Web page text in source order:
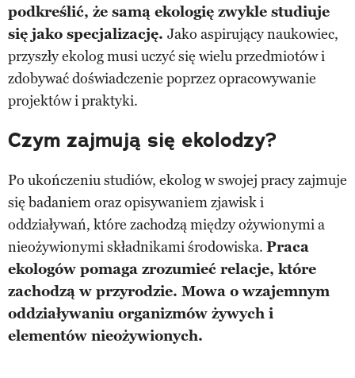
podkreślić, że samą ekologię zwykle studiuje
się jako specjalizację. Jako aspirujący naukowiec,
przyszły ekolog musi uczyć się wielu przedmiotów i
zdobywać doświadczenie poprzez opracowywanie
projektów i praktyki.
Czym zajmują się ekolodzy?
Po ukończeniu studiów, ekolog w swojej pracy zajmuje
się badaniem oraz opisywaniem zjawisk i
oddziaływań, które zachodzą między ożywionymi a
nieożywionymi składnikami środowiska. Praca
ekologów pomaga zrozumieć relacje, które
zachodzą w przyrodzie. Mowa o wzajemnym
oddziaływaniu organizmów żywych i
elementów nieożywionych.